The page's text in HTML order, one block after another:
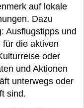
auf lokale
Dazu
Ausflugstipps und
die aktiven
oder
und Aktionen
unterwegs oder
sind.